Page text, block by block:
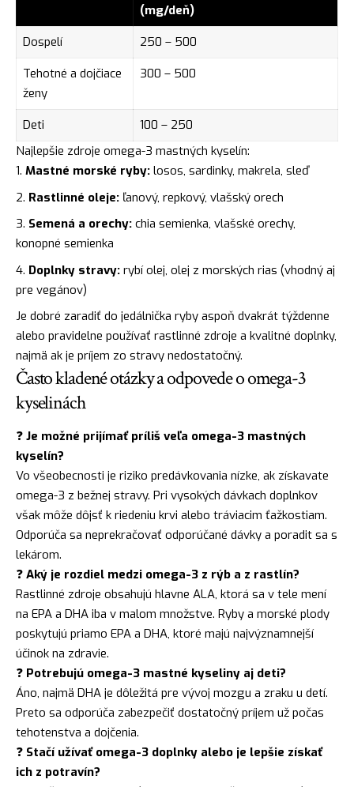
(mg/deň)
Dospelí
250 – 500
Tehotné a dojčiace
ženy
300 – 500
Deti
100 – 250
Najlepšie zdroje omega-3 mastných kyselín:
Mastné morské ryby: losos, sardinky, makrela, sleď
Rastlinné oleje: ľanový, repkový, vlašský orech
Semená a orechy: chia semienka, vlašské orechy,
konopné semienka
Doplnky stravy: rybí olej, olej z morských rias (vhodný aj
pre vegánov)
Je dobré zaradiť do jedálnička ryby aspoň dvakrát týždenne
alebo pravidelne používať rastlinné zdroje a kvalitné doplnky,
najmä ak je príjem zo stravy nedostatočný.
Často kladené otázky a odpovede o omega-3
kyselinách
❓ Je možné prijímať príliš veľa omega-3 mastných
kyselín?
Vo všeobecnosti je riziko predávkovania nízke, ak získavate
omega-3 z bežnej stravy. Pri vysokých dávkach doplnkov
však môže dôjsť k riedeniu krvi alebo tráviacim ťažkostiam.
Odporúča sa neprekračovať odporúčané dávky a poradit sa s
lekárom.
❓ Aký je rozdiel medzi omega-3 z rýb a z rastlín?
Rastlinné zdroje obsahujú hlavne ALA, ktorá sa v tele mení
na EPA a DHA iba v malom množstve. Ryby a morské plody
poskytujú priamo EPA a DHA, ktoré majú najvýznamnejší
účinok na zdravie.
❓ Potrebujú omega-3 mastné kyseliny aj deti?
Áno, najmä DHA je dôležitá pre vývoj mozgu a zraku u detí.
Preto sa odporúča zabezpečiť dostatočný príjem už počas
tehotenstva a dojčenia.
❓ Stačí užívať omega-3 doplnky alebo je lepšie získať
ich z potravín?